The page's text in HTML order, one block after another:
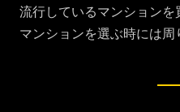
流行しているマンション
マンションを選ぶ時には周